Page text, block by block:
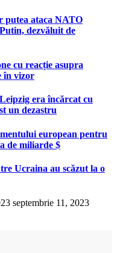
putea ataca NATO
dezvăluit de
cu reacție asupra
în vizor
era încărcat cu
un dezastru
european pentru
de miliarde $
Ucraina au scăzut la o
septembrie 11, 2023